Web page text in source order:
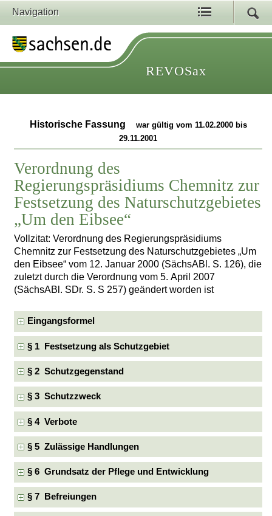
Navigation
REVOSax
Historische Fassung
war gültig vom 11.02.2000 bis
29.11.2001
Verordnung des
Regierungspräsidiums Chemnitz zur
Festsetzung des Naturschutzgebietes
„Um den Eibsee“
Vollzitat: Verordnung des Regierungspräsidiums
Chemnitz zur Festsetzung des Naturschutzgebietes „Um
den Eibsee“ vom 12. Januar 2000 (SächsABl. S. 126), die
zuletzt durch die Verordnung vom 5. April 2007
(SächsABl. SDr. S. S 257) geändert worden ist
Eingangsformel
§ 1 Festsetzung als Schutzgebiet
§ 2 Schutzgegenstand
§ 3 Schutzzweck
§ 4 Verbote
§ 5 Zulässige Handlungen
§ 6 Grundsatz der Pflege und Entwicklung
§ 7 Befreiungen